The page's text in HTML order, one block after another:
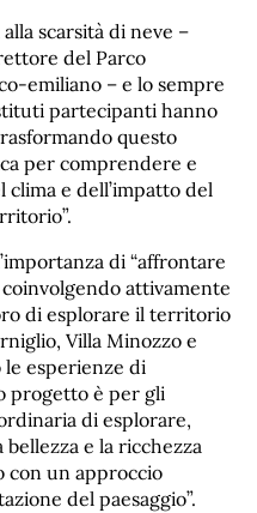
scarsità di neve –
del Parco
emiliano – e lo sempre
partecipanti hanno
questo
per comprendere e
e dell’impatto del
di “affrontare
attivamente
di esplorare il territorio
Villa Minozzo e
le esperienze di
progetto è per gli
di esplorare,
e la ricchezza
un approccio
del paesaggio”.